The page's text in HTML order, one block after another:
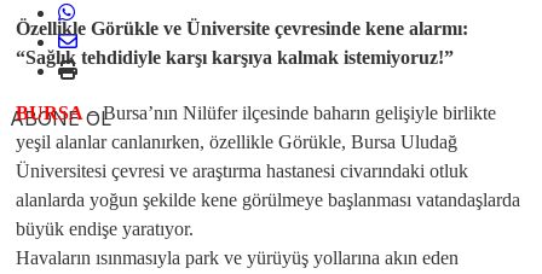
ABONE OL
Özellikle Görükle ve Üniversite çevresinde kene alarmı:
“Sağlık tehdidiyle karşı karşıya kalmak istemiyoruz!”
BURSA– Bursa’nın Nilüfer ilçesinde baharın gelişiyle birlikte
yeşil alanlar canlanırken, özellikle Görükle, Bursa Uludağ
Üniversitesi çevresi ve araştırma hastanesi civarındaki otluk
alanlarda yoğun şekilde kene görülmeye başlanması vatandaşlarda
büyük endişe yaratıyor.
​Havaların ısınmasıyla park ve yürüyüş yollarına akın eden